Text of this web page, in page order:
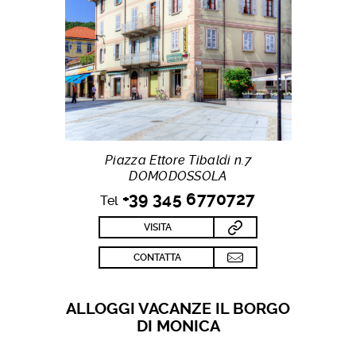
Piazza Ettore Tibaldi n.7
DOMODOSSOLA
Tel +39 345 6770727
VISITA
CONTATTA
ALLOGGI VACANZE IL BORGO
DI MONICA